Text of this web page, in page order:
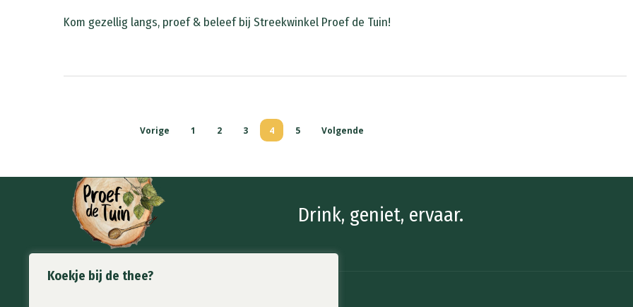
Koekje bij de thee?
Kom gezellig langs, proef & beleef bij Streekwinkel Proef de Tuin!
Vorige 1 2 3 4 5 Volgende
Drink, geniet, ervaar.